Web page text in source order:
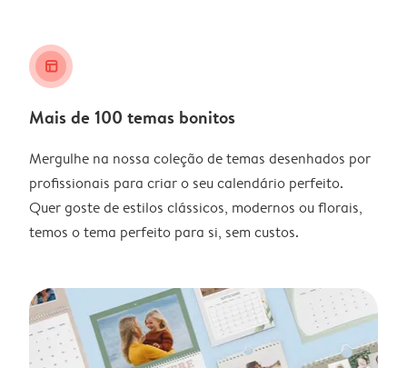
layout_alt
Mais de 100 temas bonitos
Mergulhe na nossa coleção de temas desenhados por
profissionais para criar o seu calendário perfeito.
Quer goste de estilos clássicos, modernos ou florais,
temos o tema perfeito para si, sem custos.